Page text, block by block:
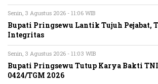
Senin, 3 Agustus 2026 - 11:06 WIB
Bupati Pringsewu Lantik Tujuh Pejabat,
Integritas
Senin, 3 Agustus 2026 - 11:03 WIB
Bupati Pringsewu Tutup Karya Bakti
0424/TGM 2026